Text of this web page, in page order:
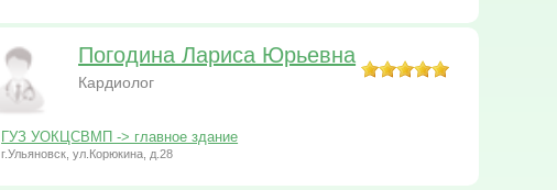
Погодина Лариса Юрьевна
Кардиолог
ГУЗ УОКЦСВМП -> главное здание
г.Ульяновск, ул.Корюкина, д.28